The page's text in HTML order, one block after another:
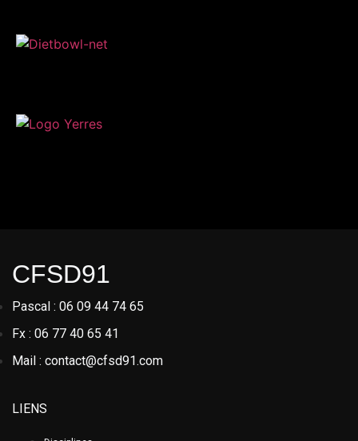
CFSD91
Pascal : 06 09 44 74 65
Fx : 06 77 40 65 41
Mail : contact@cfsd91.com
LIENS